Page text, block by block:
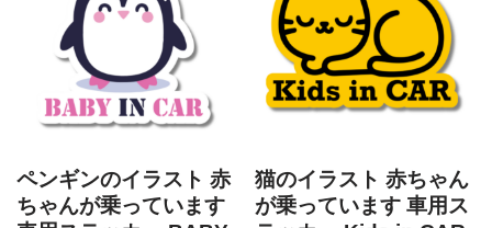
ペンギンのイラスト 赤
ちゃんが乗っています
猫のイラスト 赤ちゃん
が乗っています 車用ス